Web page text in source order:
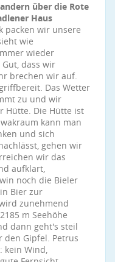
über die Rote
Haus
packen wir unsere
wie
wieder
dass wir
brechen wir auf.
Das Wetter
zu und wir
Hütte. Die Hütte ist
kann man
und sich
gehen wir
wir das
aufklart,
noch die Bieler
Bier zur
zunehmend
m Seehöhe
dann geht's steil
den Gipfel. Petrus
kein Wind,